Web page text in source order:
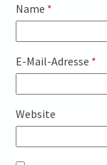
Name *
E-Mail-Adresse *
Website